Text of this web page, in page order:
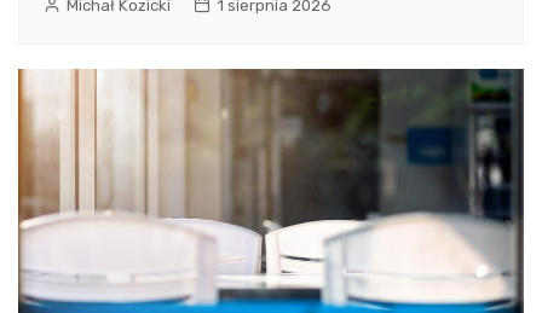
Michał Kozicki 1 sierpnia 2026